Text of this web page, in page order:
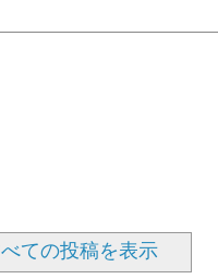
ての投稿を表示